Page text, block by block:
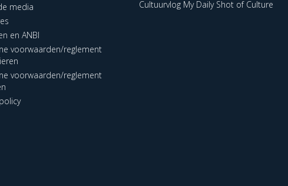
media
en ANBI
voorwaarden/reglement
voorwaarden/reglement
Cultuurvlog My Daily Shot of Culture